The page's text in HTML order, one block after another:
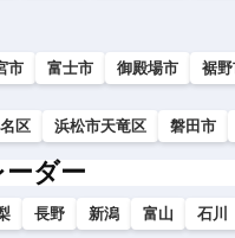
市 富士市 御殿場市 裾
区 浜松市天竜区 磐田市
ダー
長野 新潟 富山 石川